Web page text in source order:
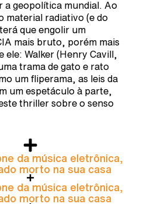
a geopolítica mundial. Ao
material radiativo (e do
que engolir um
mais bruto, porém mais
ele: Walker (Henry Cavill,
trama de gato e rato
um fliperama, as leis da
um espetáculo à parte,
thriller sobre o senso
da música eletrônica,
morto na sua casa
da música eletrônica,
morto na sua casa